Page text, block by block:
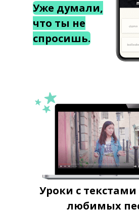
Уже думали,
что ты не
спросишь.
Уроки с
любимых